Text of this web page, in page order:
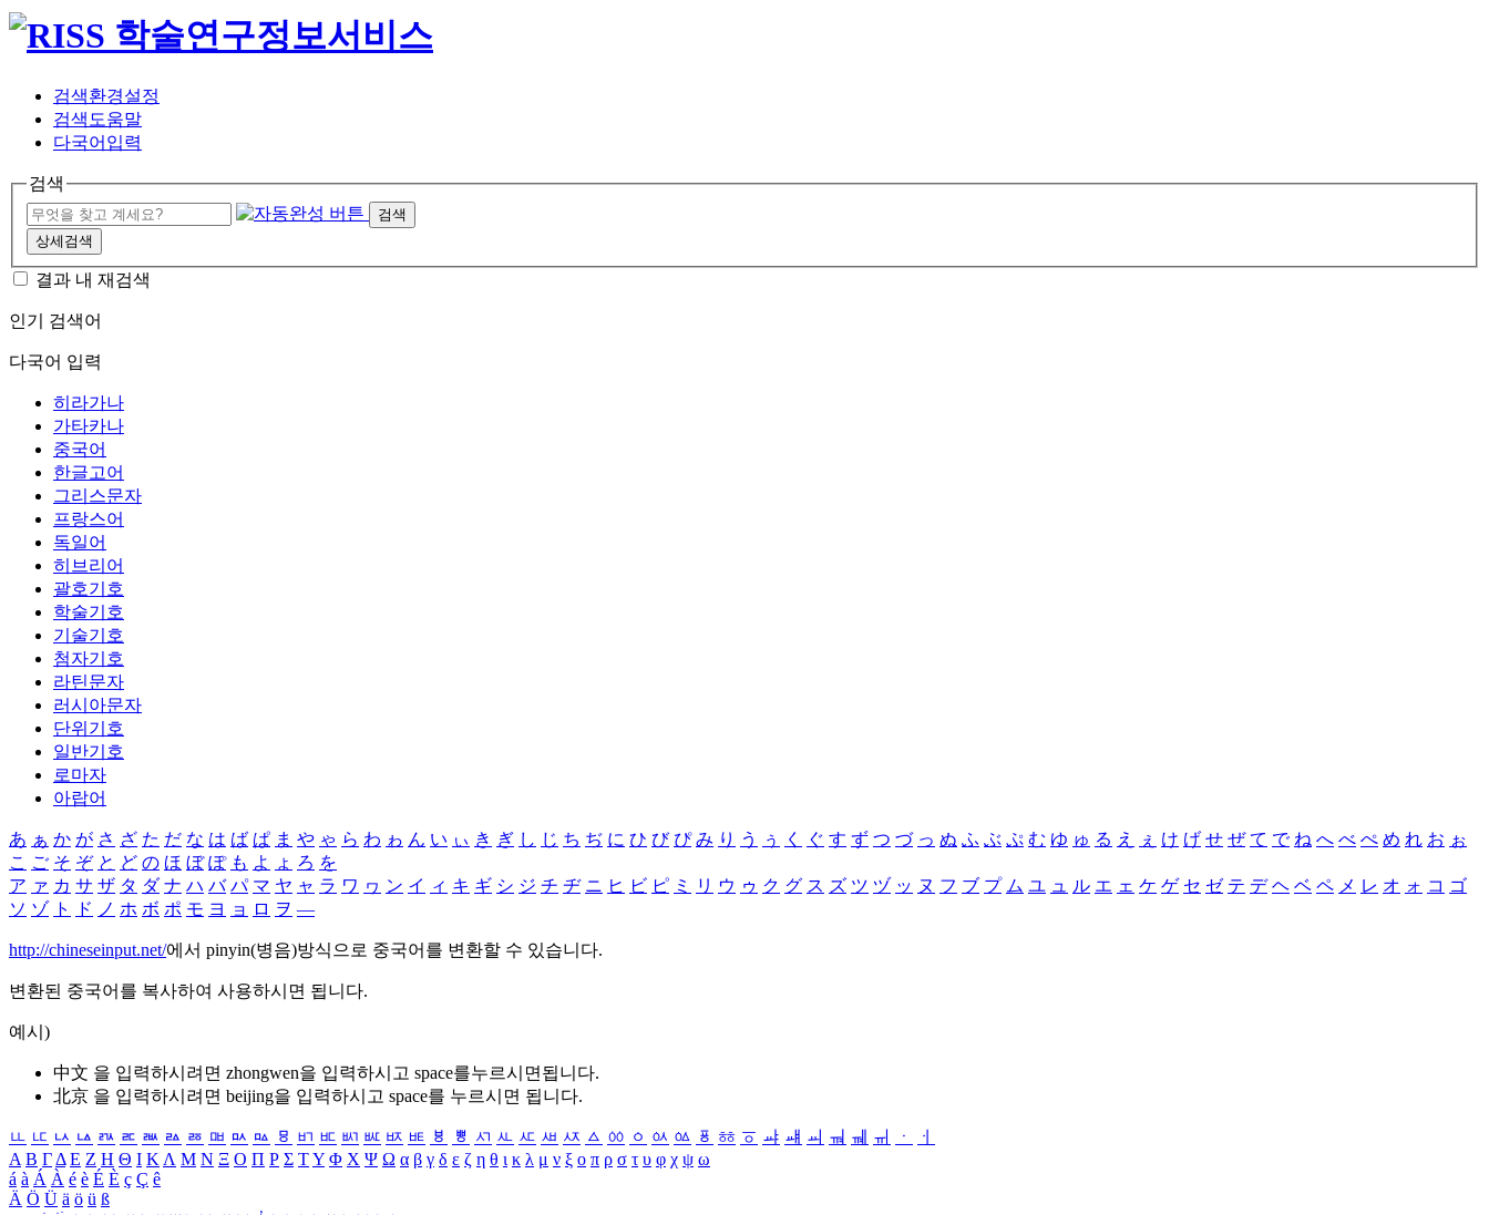
검색환경설정
검색도움말
다국어입력
검색
검색
상세검색
결과 내 재검색
인기 검색어
다국어 입력
히라가나
가타카나
중국어
한글고어
그리스문자
프랑스어
독일어
히브리어
괄호기호
학술기호
기술기호
첨자기호
라틴문자
러시아문자
단위기호
일반기호
로마자
아랍어
あ ぁ か が さ ざ た だ な は ば ぱ ま や ゃ ら わ ゎ ん い ぃ き ぎ し じ ち ぢ に ひ び ぴ み り う ぅ く ぐ す ず つ づ っ ぬ ふ ぶ ぷ む ゆ ゅ る え ぇ け げ せ ぜ て で ね へ べ ぺ め れ お ぉ
こ ご そ ぞ と ど の ほ ぼ ぽ も よ ょ ろ を
ア ァ カ サ ザ タ ダ ナ ハ バ パ マ ヤ ャ ラ ワ ヮ ン イ ィ キ ギ シ ジ チ ヂ ニ ヒ ビ ピ ミ リ ウ ゥ ク グ ス ズ ツ ヅ ッ ヌ フ ブ プ ム ユ ュ ル エ ェ ケ ゲ セ ゼ テ デ ヘ ベ ペ メ レ オ ォ コ ゴ
ソ ゾ ト ド ノ ホ ボ ポ モ ヨ ョ ロ ヲ ―
http://chineseinput.net/에서 pinyin(병음)방식으로 중국어를 변환할 수 있습니다.
변환된 중국어를 복사하여 사용하시면 됩니다.
예시)
中文 을 입력하시려면 zhongwen을 입력하시고 space를누르시면됩니다.
北京 을 입력하시려면 beijing을 입력하시고 space를 누르시면 됩니다.
ㅥ ㅦ ㅧ ㅨ ㅩ ㅪ ㅫ ㅬ ㅭ ㅮ ㅯ ㅰ ㅱ ㅲ ㅳ ㅴ ㅵ ㅶ ㅷ ㅸ ㅹ ㅺ ㅻ ㅼ ㅽ ㅾ ㅿ ㆀ ㆁ ㆂ ㆃ ㆄ ㆅ ㆆ ㆇ ㆈ ㆉ ㆊ ㆋ ㆌ ㆍ
ㆎ
Α Β ΓΔ Ε Ζ Η Θ Ι ΚΛ Μ Ν Ξ Ο Π Ρ Σ ΤΥ Φ Χ Ψ Ω α β γ δ ε ζ η θ ι κ λ μ ν ξ ο π ρ σ τ υ φ χ ψ ω
á à Á À é è É È ç Ç ê
Ä Ö Ü ä ö ü ß